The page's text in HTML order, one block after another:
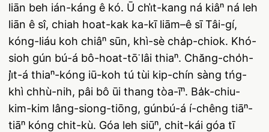
liān beh ián-káng ê kó. Ū chi̍t-kang ná kiâⁿ ná leh
liān ê sî, chiah hoat-kak ka-kī liām–ê sī Tâi-gí,
kóng-liáu koh chiâⁿ sūn, khì-sè cha̍p-chiok. Khó-
sioh gún bú-á bô-hoat-tō͘ lâi thiaⁿ. Chăng-cho̍h-
ji̍t-á thiaⁿ-kóng iū-koh tú tùi kip-chín sàng tńg-
khì chhù-nih, pâi bô ūi thang tòa-īⁿ. Ba̍k-chiu-
kim-kim lâng-siong-tiōng, gúnbú-á í-chêng tiāⁿ-
tiāⁿ kóng chit-kù. Góa leh siūⁿ, chit-kái góa tī